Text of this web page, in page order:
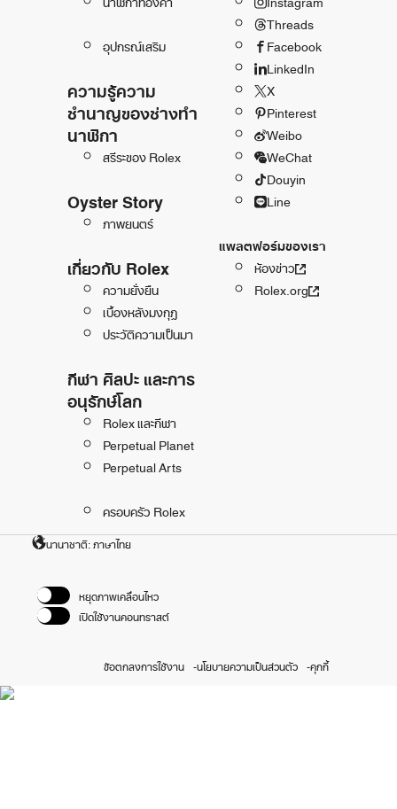
อุปกรณ์เสริม
ความรู้ความ
ชำนาญของช่างทำ
นาฬิกา
สรีระของ Rolex
Oyster Story
ภาพยนตร์
เกี่ยวกับ Rolex
ความยั่งยืน
เบื้องหลังมงกุฎ
ประวัติความเป็นมา
กีฬา ศิลปะ และการ
อนุรักษ์โลก
Rolex และกีฬา
Perpetual Planet
Perpetual Arts
ครอบครัว Rolex
Threads
Facebook
LinkedIn
X
Pinterest
Weibo
WeChat
Douyin
Line
แพลตฟอร์มของเรา
ห้องข่าว
Rolex.org
นานาชาติ: ภาษาไทย
หยุดภาพเคลื่อนไหว
เปิดใช้งานคอนทราสต์
ข้อตกลงการใช้งาน นโยบายความเป็นส่วนตัว คุกกี้